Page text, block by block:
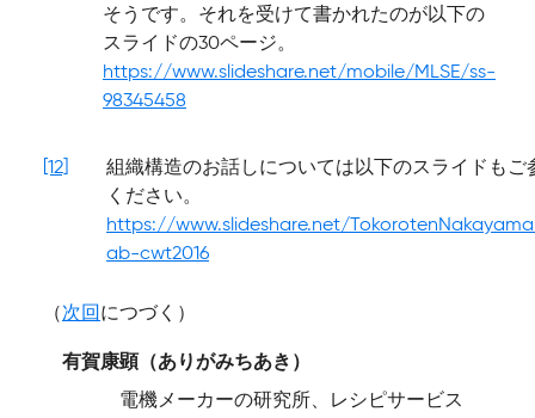
そうです。それを受けて書かれたのが以下の
スライドの30ページ。
https://www.slideshare.net/mobile/MLSE/ss-
98345458
[12]
組織構造のお話しについては以下のスライドもご
ください。
https://www.slideshare.net/
ab-cwt2016
（次回につづく）
有賀康顕（ありがみちあき）
電機メーカーの研究所、レシピサービス